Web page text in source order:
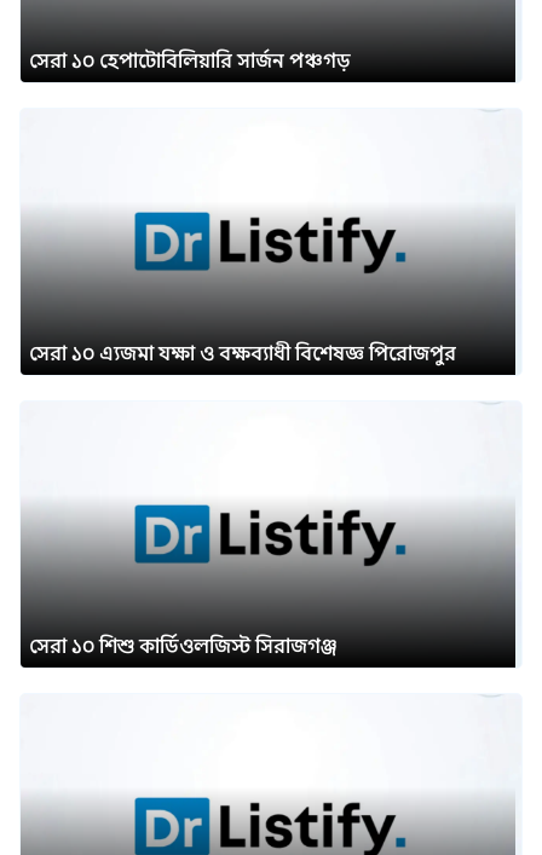
সেরা ১০ হেপাটোবিলিয়ারি সার্জন পঞ্চগড়
সেরা ১০ এ্যজমা যক্ষা ও বক্ষব্যাধী বিশেষজ্ঞ পিরোজপুর
সেরা ১০ শিশু কার্ডিওলজিস্ট সিরাজগঞ্জ